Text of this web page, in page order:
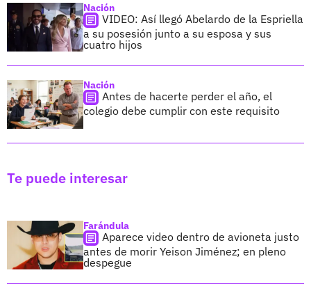
Nación
VIDEO: Así llegó Abelardo de la Espriella
a su posesión junto a su esposa y sus
cuatro hijos
Nación
Antes de hacerte perder el año, el
colegio debe cumplir con este requisito
Te puede interesar
Farándula
Aparece video dentro de avioneta justo
antes de morir Yeison Jiménez; en pleno
despegue